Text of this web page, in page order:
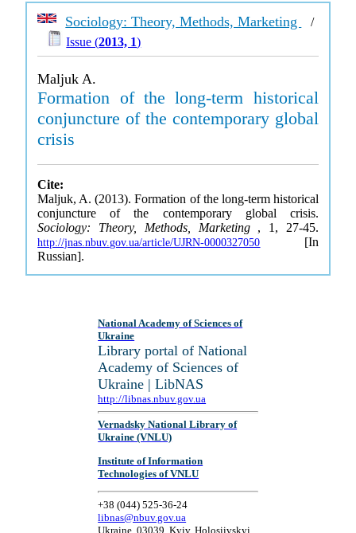
Sociology: Theory, Methods, Marketing
/
Issue (2013, 1)
Maljuk A.
Formation of the long-term historical
conjuncture of the contemporary global
crisis
Cite:
Maljuk, A. (2013). Formation of the long-term historical
conjuncture of the contemporary global crisis.
Sociology: Theory, Methods, Marketing , 1, 27-45.
http://jnas.nbuv.gov.ua/article/UJRN-0000327050 [In
Russian].
National Academy of Sciences of
Ukraine
Library portal of National
Academy of Sciences of
Ukraine | LibNAS
http://libnas.nbuv.gov.ua
Vernadsky National Library of
Ukraine (VNLU)
Institute of Information
Technologies of VNLU
+38 (044) 525-36-24
libnas@nbuv.gov.ua
Ukraine, 03039, Kyiv, Holosiivskyi